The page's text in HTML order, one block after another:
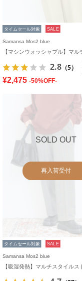
タイムセール対象 SALE
Samansa Mos2 blue
2.8 （5）
¥2,475 -50%OFF-
SOLD OUT
再入荷受付
タイムセール対象 SALE
Samansa Mos2 blue